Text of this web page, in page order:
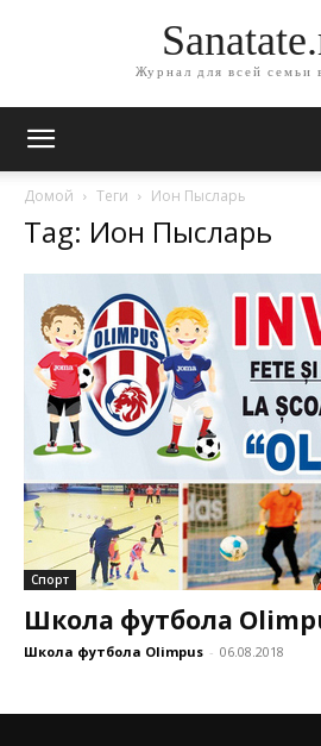
Журнал для всей семьи
Домой Теги Ион Пысларь
Tag: Ион Пысларь
Спорт
Школа футбола
Школа футбола Olimpus - 06.08.2018